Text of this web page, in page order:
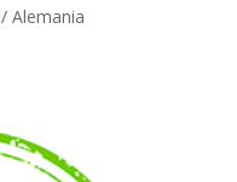
/ Alemania